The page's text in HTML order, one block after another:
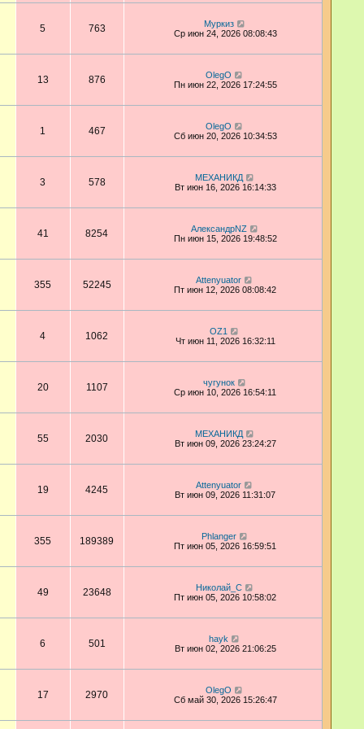
5 763
Муркиз
Ср июн 24, 2026 08:08:43
13 876
OlegO
Пн июн 22, 2026 17:24:55
1 467
OlegO
Сб июн 20, 2026 10:34:53
3 578
МЕХАНИКД
Вт июн 16, 2026 16:14:33
41 8254
АлександрNZ
Пн июн 15, 2026 19:48:52
355 52245
Attenyuator
Пт июн 12, 2026 08:08:42
4 1062
OZ1
Чт июн 11, 2026 16:32:11
20 1107
чугунок
Ср июн 10, 2026 16:54:11
55 2030
МЕХАНИКД
Вт июн 09, 2026 23:24:27
19 4245
Attenyuator
Вт июн 09, 2026 11:31:07
355 189389
Phlanger
Пт июн 05, 2026 16:59:51
49 23648
Николай_С
Пт июн 05, 2026 10:58:02
6 501
hayk
Вт июн 02, 2026 21:06:25
17 2970
OlegO
Сб май 30, 2026 15:26:47